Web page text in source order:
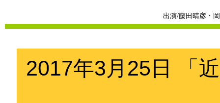
出演/藤田晴彦・
2017年3月25日 「